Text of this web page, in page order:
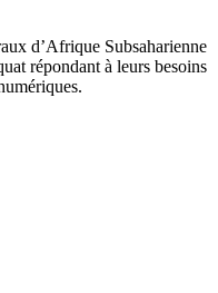
d’Afrique Subsaharienne
répondant à leurs besoins